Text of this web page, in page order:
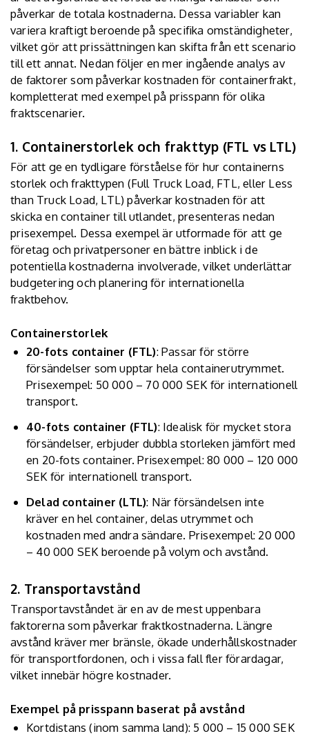
påverkar de totala kostnaderna. Dessa variabler kan
variera kraftigt beroende på specifika omständigheter,
vilket gör att prissättningen kan skifta från ett scenario
till ett annat. Nedan följer en mer ingående analys av
de faktorer som påverkar kostnaden för containerfrakt,
kompletterat med exempel på prisspann för olika
fraktscenarier.
1. Containerstorlek och frakttyp (FTL vs LTL)
För att ge en tydligare förståelse för hur containerns
storlek och frakttypen (Full Truck Load, FTL, eller Less
than Truck Load, LTL) påverkar kostnaden för att
skicka en container till utlandet, presenteras nedan
prisexempel. Dessa exempel är utformade för att ge
företag och privatpersoner en bättre inblick i de
potentiella kostnaderna involverade, vilket underlättar
budgetering och planering för internationella
fraktbehov.
Containerstorlek
20-fots container (FTL): Passar för större
försändelser som upptar hela containerutrymmet.
Prisexempel: 50 000 – 70 000 SEK för internationell
transport.
40-fots container (FTL): Idealisk för mycket stora
försändelser, erbjuder dubbla storleken jämfört med
en 20-fots container. Prisexempel: 80 000 – 120 000
SEK för internationell transport.
Delad container (LTL): När försändelsen inte
kräver en hel container, delas utrymmet och
kostnaden med andra sändare. Prisexempel: 20 000
– 40 000 SEK beroende på volym och avstånd.
2. Transportavstånd
Transportavståndet är en av de mest uppenbara
faktorerna som påverkar fraktkostnaderna. Längre
avstånd kräver mer bränsle, ökade underhållskostnader
för transportfordonen, och i vissa fall fler förardagar,
vilket innebär högre kostnader.
Exempel på prisspann baserat på avstånd
Kortdistans (inom samma land): 5 000 – 15 000 SEK